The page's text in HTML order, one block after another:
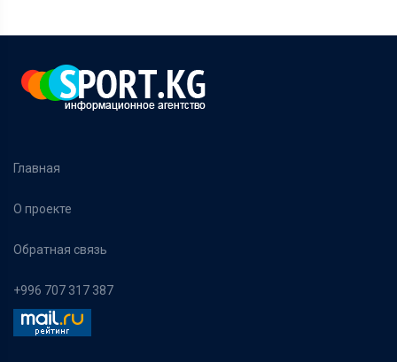
Главная
О проекте
Обратная связь
+996 707 317 387